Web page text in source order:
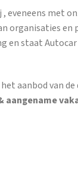
, eveneens met
organisaties
en staat
aanbod van
aangename